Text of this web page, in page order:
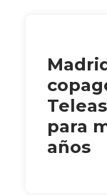
para
años